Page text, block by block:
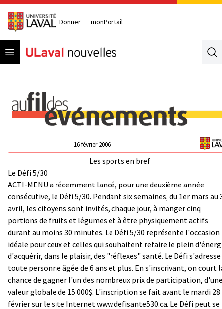
Donner monPortail
Open menu
16 février 2006
Les sports en bref
Le Défi 5/30
ACTI-MENU a récemment lancé, pour une deuxième année
consécutive, le Défi 5/30. Pendant six semaines, du 1er mars au
avril, les citoyens sont invités, chaque jour, à manger cinq
portions de fruits et légumes et à être physiquement actifs
durant au moins 30 minutes. Le Défi 5/30 représente l'occasion
idéale pour ceux et celles qui souhaitent refaire le plein
d'acquérir, dans le plaisir, des "réflexes" santé. Le Défi s'adresse
toute personne âgée de 6 ans et plus. En s'inscrivant, on court
chance de gagner l'un des nombreux prix de participation, d'une
valeur globale de 15 000$. L'inscription se fait avant le mardi 28
février sur le site Internet www.defisante530.ca. Le Défi peut se